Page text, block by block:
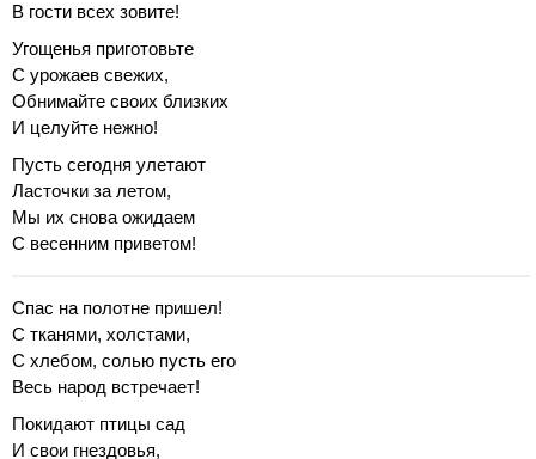
В гости всех зовите!
Угощенья приготовьте
С урожаев свежих,
Обнимайте своих близких
И целуйте нежно!
Пусть сегодня улетают
Ласточки за летом,
Мы их снова ожидаем
С весенним приветом!
Спас на полотне пришел!
С тканями, холстами,
С хлебом, солью пусть его
Весь народ встречает!
Покидают птицы сад
И свои гнездовья,